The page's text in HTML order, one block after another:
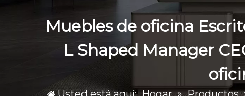
Muebles de oficina
L Shaped Manager